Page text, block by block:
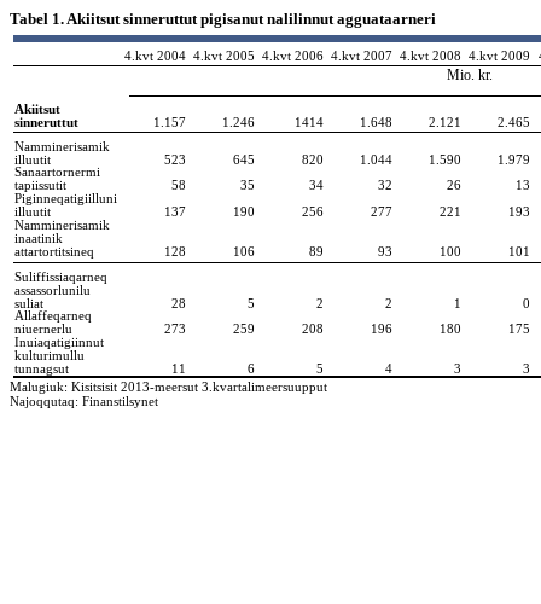
Tabel 1. Akiitsut sinneruttut pigisanut nalilinnut agguataarneri
4.kvt 2004 4.kvt 2005 4.kvt 2006 4.kvt 2007 4.kvt 2008 4.kvt 2009
Mio. kr.
Akiitsut
sinneruttut
1.157 1.246 1414 1.648 2.121
2.465
Namminerisamik
illuutit
523 645 820 1.044 1.590
1.979
Sanaartornermi
tapiissutit
58 35 34 32 26
13
Piginneqatigiilluni
illuutit
137 190 256 277 221
193
Namminerisamik
inaatinik
attartortitsineq
128 106 89 93 100
101
Suliffissiaqarneq
assassorlunilu
suliat
28 5 2 2 1
0
Allaffeqarneq
niuernerlu
273 259 208 196 180
175
Inuiaqatigiinnut
kulturimullu
tunnagsut
11 6 5 4 3
3
Malugiuk: Kisitsisit 2013-meersut 3.kvartalimeersuupput
Najoqqutaq: Finanstilsynet